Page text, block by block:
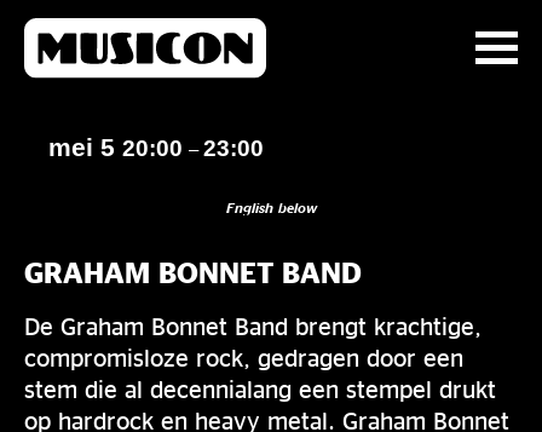
mei 5 20:00 –23:00
English below
GRAHAM BONNET BAND
De Graham Bonnet Band brengt krachtige,
compromisloze rock, gedragen door een
stem die al decennialang een stempel drukt
op hardrock en heavy metal. Graham Bonnet